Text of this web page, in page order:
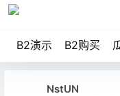
B2演示 B2购买
NstUN